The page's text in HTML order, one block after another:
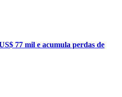
77 mil e acumula perdas de